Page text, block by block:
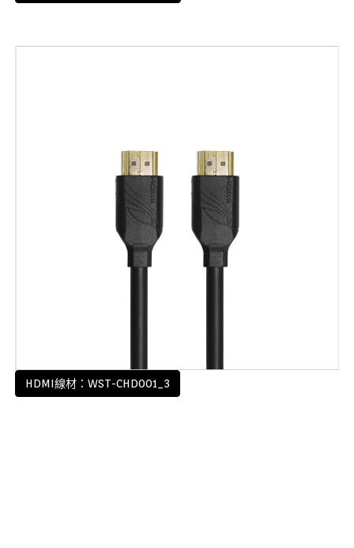
HDMI線材：WST-CHD001_3